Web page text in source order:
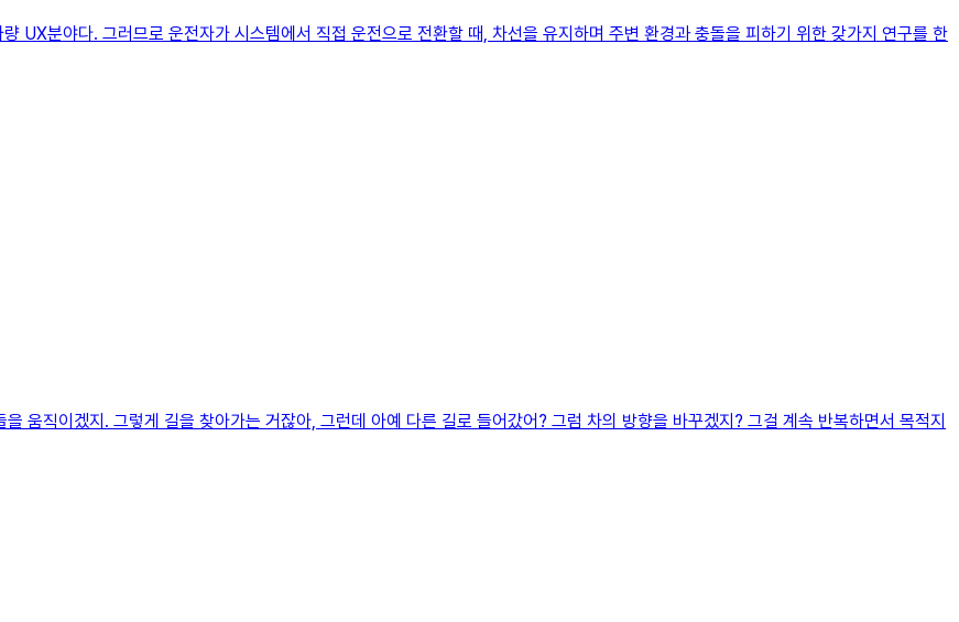
분야다. 그러므로 운전자가 시스템에서 직접 운전으로 전환할 때, 차선을 유지하며 주변 환경과 충돌을 피하기 위한 갖가지 연구를 한
움직이겠지. 그렇게 길을 찾아가는 거잖아, 그런데 아예 다른 길로 들어갔어? 그럼 차의 방향을 바꾸겠지? 그걸 계속 반복하면서 목적지